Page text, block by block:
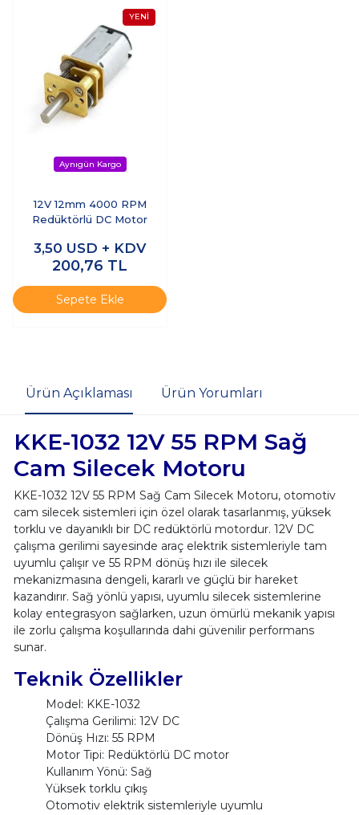
12V 12mm 4000 RPM
Redüktörlü DC Motor
3,50 USD + KDV
200,76 TL
Sepete Ekle
Ürün Açıklaması Ürün Yorumları
KKE-1032 12V 55 RPM Sağ
Cam Silecek Motoru
KKE-1032 12V 55 RPM Sağ Cam Silecek Motoru, otomotiv
cam silecek sistemleri için özel olarak tasarlanmış, yüksek
torklu ve dayanıklı bir DC redüktörlü motordur. 12V DC
çalışma gerilimi sayesinde araç elektrik sistemleriyle tam
uyumlu çalışır ve 55 RPM dönüş hızı ile silecek
mekanizmasına dengeli, kararlı ve güçlü bir hareket
kazandırır. Sağ yönlü yapısı, uyumlu silecek sistemlerine
kolay entegrasyon sağlarken, uzun ömürlü mekanik yapısı
ile zorlu çalışma koşullarında dahi güvenilir performans
sunar.
Teknik Özellikler
Model: KKE-1032
Çalışma Gerilimi: 12V DC
Dönüş Hızı: 55 RPM
Motor Tipi: Redüktörlü DC motor
Kullanım Yönü: Sağ
Yüksek torklu çıkış
Otomotiv elektrik sistemleriyle uyumlu